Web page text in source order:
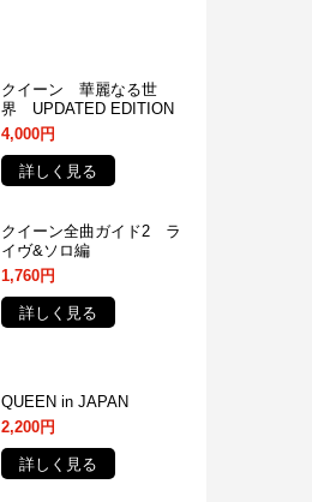
クイーン 華麗なる世
界 UPDATED EDITION
4,000円
詳しく見る
クイーン全曲ガイド2 ラ
イヴ&ソロ編
1,760円
詳しく見る
QUEEN in JAPAN
2,200円
詳しく見る